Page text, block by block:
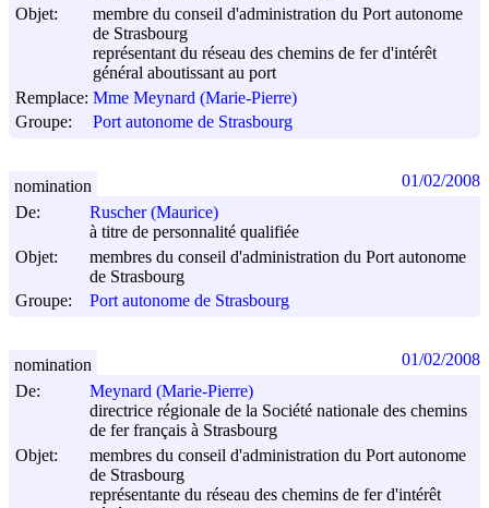
Objet:
membre du conseil d'administration du Port autonome
de Strasbourg
représentant du réseau des chemins de fer d'intérêt
général aboutissant au port
Remplace: Mme Meynard (Marie-Pierre)
Groupe:
Port autonome de Strasbourg
De:
Ruscher (Maurice)
à titre de personnalité qualifiée
Objet:
membres du conseil d'administration du Port autonome
de Strasbourg
Groupe:
Port autonome de Strasbourg
nomination 01/02/2008
De:
Meynard (Marie-Pierre)
directrice régionale de la Société nationale des chemins
de fer français à Strasbourg
Objet:
membres du conseil d'administration du Port autonome
de Strasbourg
représentante du réseau des chemins de fer d'intérêt
nomination 01/02/2008